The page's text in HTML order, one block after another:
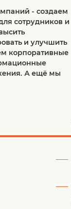
- создаем
сотрудников и
и улучшить
корпоративные
А ещё мы